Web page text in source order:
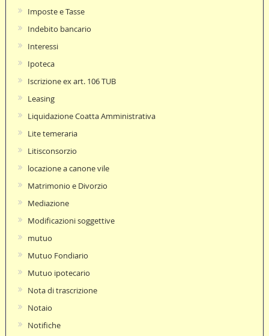
Imposte e Tasse
Indebito bancario
Interessi
Ipoteca
Iscrizione ex art. 106 TUB
Leasing
Liquidazione Coatta Amministrativa
Lite temeraria
Litisconsorzio
locazione a canone vile
Matrimonio e Divorzio
Mediazione
Modificazioni soggettive
mutuo
Mutuo Fondiario
Mutuo ipotecario
Nota di trascrizione
Notaio
Notifiche